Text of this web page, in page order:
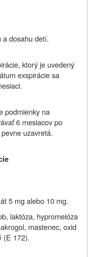
a dosahu detí.
ktorý je uvedený
exspirácie sa
podmienky na
6 mesiacov po
uzavretá.
5 mg alebo 10 mg.
laktóza, hypromelóza
mastenec, oxid
(E 172).